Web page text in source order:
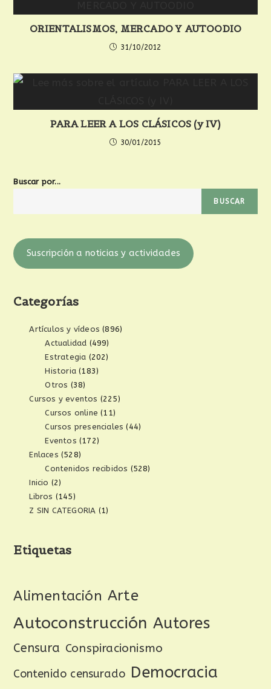
ORIENTALISMOS, MERCADO Y AUTOODIO
31/10/2012
PARA LEER A LOS CLÁSICOS (y IV)
30/01/2015
Buscar por...
BUSCAR
Suscripción a noticias y actividades
Categorías
Artículos y vídeos (896)
Actualidad (499)
Estrategia (202)
Historia (183)
Otros (38)
Cursos y eventos (225)
Cursos online (11)
Cursos presenciales (44)
Eventos (172)
Enlaces (528)
Contenidos recibidos (528)
Inicio (2)
Libros (145)
Z SIN CATEGORIA (1)
Etiquetas
Alimentación Arte
Autoconstrucción Autores
Censura Conspiracionismo
Contenido censurado Democracia